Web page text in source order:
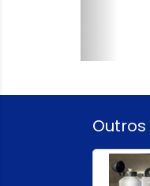
Outros